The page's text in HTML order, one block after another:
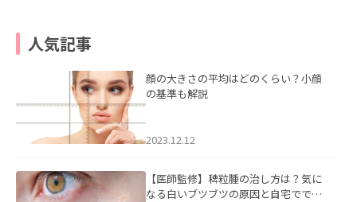
人気記事
顔の大きさの平均はどのくらい？小顔
の基準も解説
2023.12.12
【医師監修】稗粒腫の治し方は？気に
なる白いブツブツの原因と自宅ででき